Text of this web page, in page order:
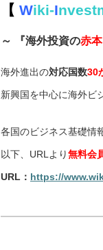
【 Wiki-I
～ 『海外投資の赤本
海外進出の対応国数30
新興国を中心に海外ビ
各国のビジネス基礎情
以下、URLより無料会
URL： https://